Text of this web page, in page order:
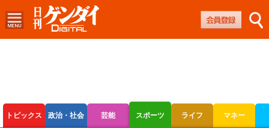
トピックス 政治・社会 芸能 スポーツ ライフ マネー